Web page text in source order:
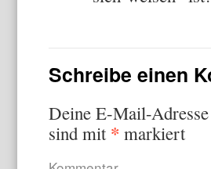
Schreibe einen
Deine E-Mail-
sind mit * markiert